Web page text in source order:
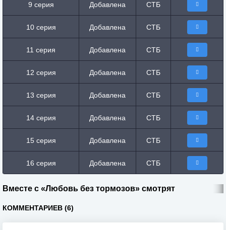
9 серия Добавлена СТБ
10 серия Добавлена СТБ
11 серия Добавлена СТБ
12 серия Добавлена СТБ
13 серия Добавлена СТБ
14 серия Добавлена СТБ
15 серия Добавлена СТБ
16 серия Добавлена СТБ
Вместе с «Любовь без тормозов» смотрят
КОММЕНТАРИЕВ (6)